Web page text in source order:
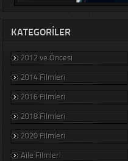
KATEGORILER
2012 ve Öncesi
2014 Filmleri
2016 Filmleri
2018 Filmleri
2020 Filmleri
Aile Filmleri